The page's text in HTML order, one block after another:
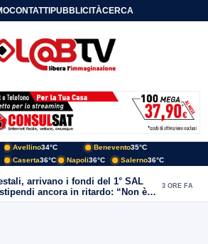
CONTATTIPUBBLICITÀCERCA
Avellino34°C Benevento35°C
Caserta36°C Napoli36°C Salerno36°C
arrivano i fondi del 1° SAL
ancora in ritardo: “Non è
3 ORE FA